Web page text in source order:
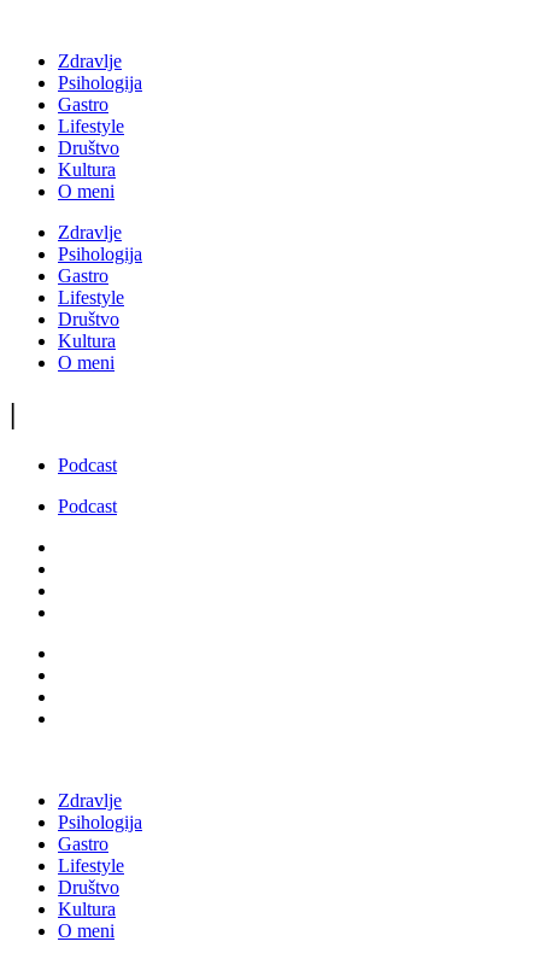
Zdravlje
Psihologija
Gastro
Lifestyle
Društvo
Kultura
O meni
Zdravlje
Psihologija
Gastro
Lifestyle
Društvo
Kultura
O meni
|
Podcast
Podcast
Zdravlje
Psihologija
Gastro
Lifestyle
Društvo
Kultura
O meni